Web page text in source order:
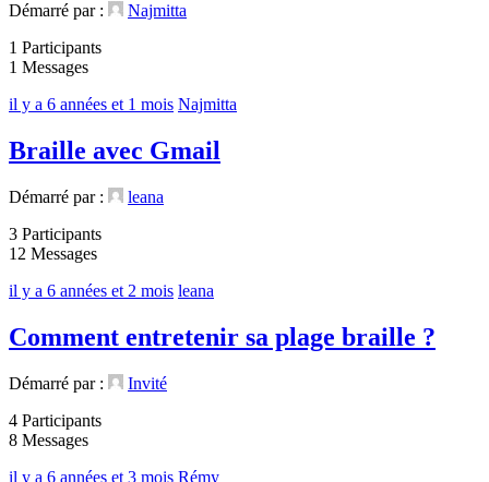
Démarré par :
Najmitta
1 Participants
1 Messages
il y a 6 années et 1 mois Najmitta
Braille avec Gmail
Démarré par :
leana
3 Participants
12 Messages
il y a 6 années et 2 mois leana
Comment entretenir sa plage braille ?
Démarré par :
Invité
4 Participants
8 Messages
il y a 6 années et 3 mois Rémy